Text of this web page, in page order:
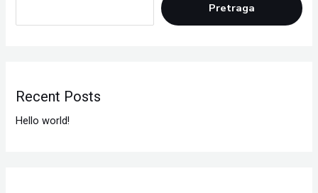
Pretraga
Recent Posts
Hello world!